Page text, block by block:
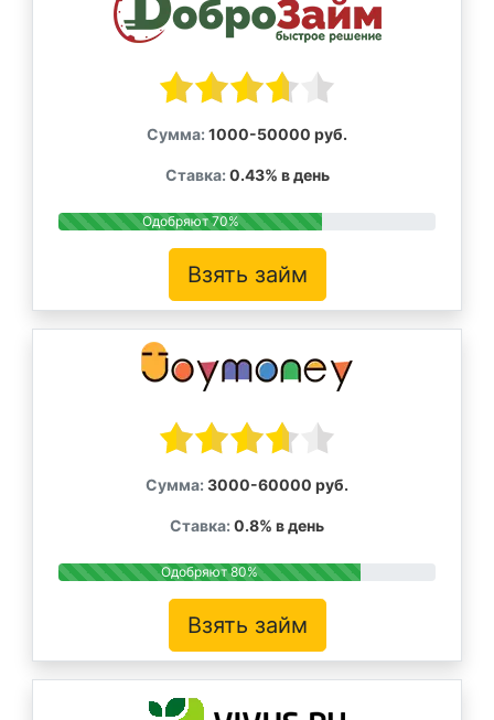
Сумма: 1000-50000 руб.
Ставка: 0.43% в день
Одобряют 70%
Взять займ
Сумма: 3000-60000 руб.
Ставка: 0.8% в день
Одобряют 80%
Взять займ